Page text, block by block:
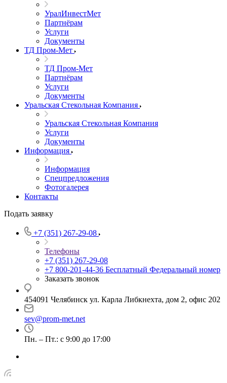
УралИнвестМет
Партнёрам
Услуги
Документы
ТД Пром-Мет
ТД Пром-Мет
Партнёрам
Услуги
Документы
Уральская Стекольная Компания
Уральская Стекольная Компания
Услуги
Документы
Информация
Информация
Спецпредложения
Фотогалерея
Контакты
Подать заявку
+7 (351) 267-29-08
Телефоны
+7 (351) 267-29-08
+7 800-201-44-36 Бесплатный Федеральный номер
Заказать звонок
454091 Челябинск ул. Карла Либкнехта, дом 2, офис 202
sev@prom-met.net
Пн. – Пт.: с 9:00 до 17:00